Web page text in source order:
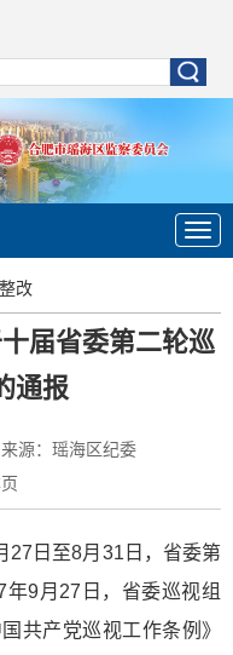
改
届省委第二轮巡
通报
来源：瑶海区纪委
27日至8月31日，省委第
9月27日，省委巡视组
共产党巡视工作条例》